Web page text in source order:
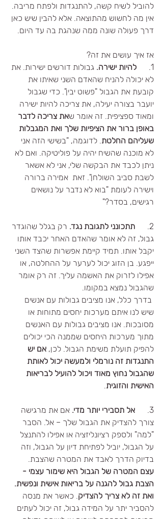
להוביל לשיח קשה, להתנגדות ולפתח מריבה.
אין מה לחשוש מהתוצאה. אלא להבין שיש כאן
דרך פעולה שונה ממה שנהגת בה עד היום.
אז איך עושים את זה?
1.
להיות ישירה. גבולות דורשים ישירות. את
לא יכולה להניח שהאדם השני שאיתו את
קובעת את הגבול "פשוט יבין". כדי שגבול
יועבר בצורה יעילה, את צריכה להיות ישירה
ומאוד ספציפית. זה אומר שאת צריכה לדבר
באופן ברור את הציפיות שלך ואת המגבלות
שעליהם החלטת . לדוגמה, "בשישי הזה אני
לא מוכנה שהשיח יהיה על פוליטיקה. ואם לא
ניתן לכבד את הבקשה שלי, אני לא אשאר
לשבת סביב השולחן". זאת  אמירה ברורה
וישירה לעומת "בוא לא נדבר על נושאים
רגישים, בסדר?"
2. תתכונני לתגובת נגד. רק בגלל שהוגדר
גבול, זה לא אומר שהאדם האחר יכבד אותו
יקבל אותו. תמיד קיימת אפשרות שהצד השני
ייפגע. בן הזוג יכול לערער על ההחלטה, או
אפילו לזרוק את האשמה עליך. זה רק אומר
שהגבול נמצא במקומו.
בדרך כלל, אנו מציבים גבולות עם אנשים
שיש לנו איתם מערכות יחסים מתוחות או
מסובכות. אנו מציבים גבולות עם האנשים
מתוך מערכות היחסים שממנה הכי יכולים
להפיק תועלת משימת הגבול. לכן, אם יש
התנגדות זה נורמלי ולמעשה יכול לאותת
שהגבול נחוץ מאוד ויכול להועיל לבריאות
האישית והזוגית
3. אל תסבירי יותר מדי. אם את מרגישה
צורך להצדיק את הגבול שלך – אל. הסבר
"למה" ולספק רציונליזציה או אפילו להתנצל
על הגבול, יוביל לפתיחת דיון על הגבול, וזה
בדיוק הדרך לאבד את המטרה שהצבת.
עצם המטרה של הגבול היא שימור עצמי -
הצבת גבול להגנה על בריאות אישית ונפשית.
ואת זה לא צריך להצדיק . כאשר את מנסה
להסביר יתר על המידה גבול, זה יכול לעתים